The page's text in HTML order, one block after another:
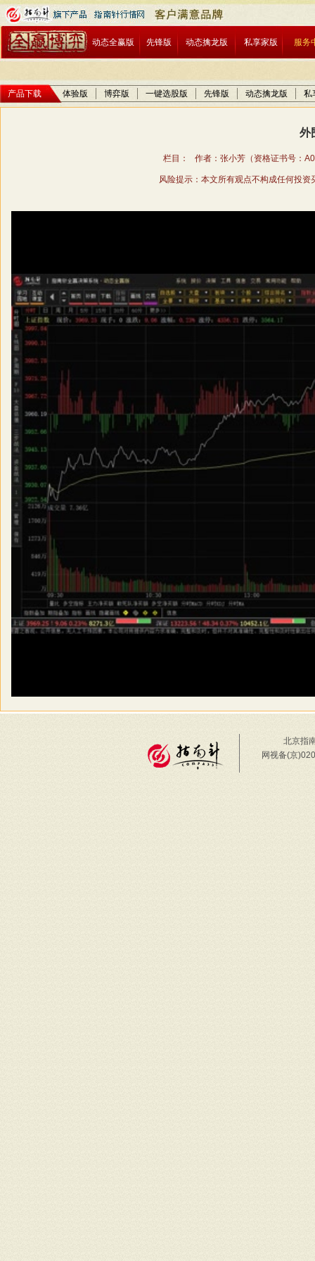
动态全赢版 先锋版 动态擒龙版 私享家版 服务
产品下载 体验版 博弈版 一键选股版 先锋版 动态擒龙版 私
外
栏目： 作者：张小芳（资格证书号：
风险提示：本文所有观点不构成任何投
北京指
网视备(京